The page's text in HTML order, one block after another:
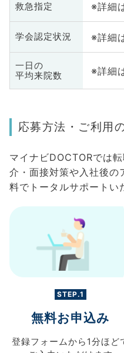
救急指定 ※詳細
学会認定状況 ※詳細
一日の
平均来院数
※詳細
応募方法・ご利用
マイナビDOCTORでは
介・面接対策や入社後の
料でトータルサポートい
STEP.1
無料お申込み
登録フォームから 1分ほど